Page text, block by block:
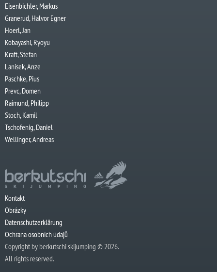
Eisenbichler, Markus
Granerud, Halvor Egner
Hoerl, Jan
Kobayashi, Ryoyu
Kraft, Stefan
Lanisek, Anze
Paschke, Pius
Prevc, Domen
Raimund, Philipp
Stoch, Kamil
Tschofenig, Daniel
Wellinger, Andreas
Kontakt
Obrázky
Datenschutzerklärung
Ochrana osobních údajů
Copyright by berkutschi skijumping © 2026.
All rights reserved.